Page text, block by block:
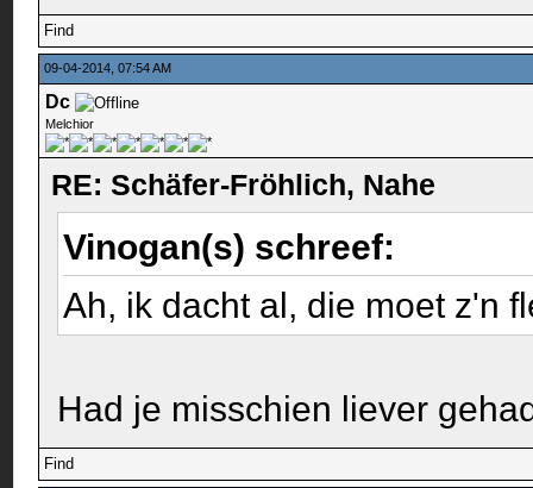
Find
09-04-2014, 07:54 AM
Dc
Melchior
RE: Schäfer-Fröhlich, Nahe
Vinogan(s) schreef:
Ah, ik dacht al, die moet z'n
Had je misschien liever
Find